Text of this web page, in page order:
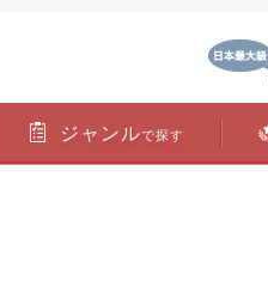
ジャンルで探す